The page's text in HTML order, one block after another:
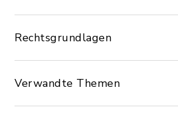
Rechtsgrundlagen
Verwandte Themen